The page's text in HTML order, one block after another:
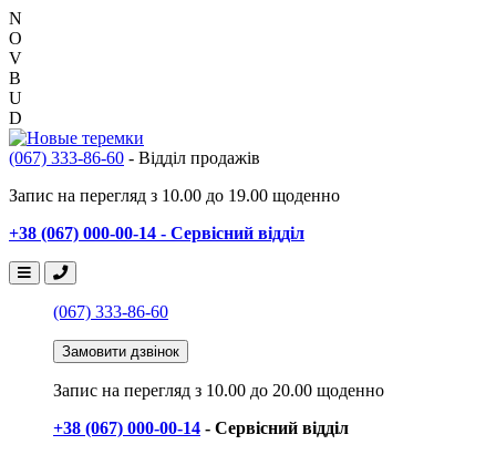
N
O
V
B
U
D
(067) 333-86-60 - Відділ продажів
Запис на перегляд з 10.00 до 19.00 щоденно
+38 (067) 000-00-14 - Сервісний відділ
(067) 333-86-60
Замовити дзвінок
Запис на перегляд з 10.00 до 20.00 щоденно
+38 (067) 000-00-14 - Сервісний відділ